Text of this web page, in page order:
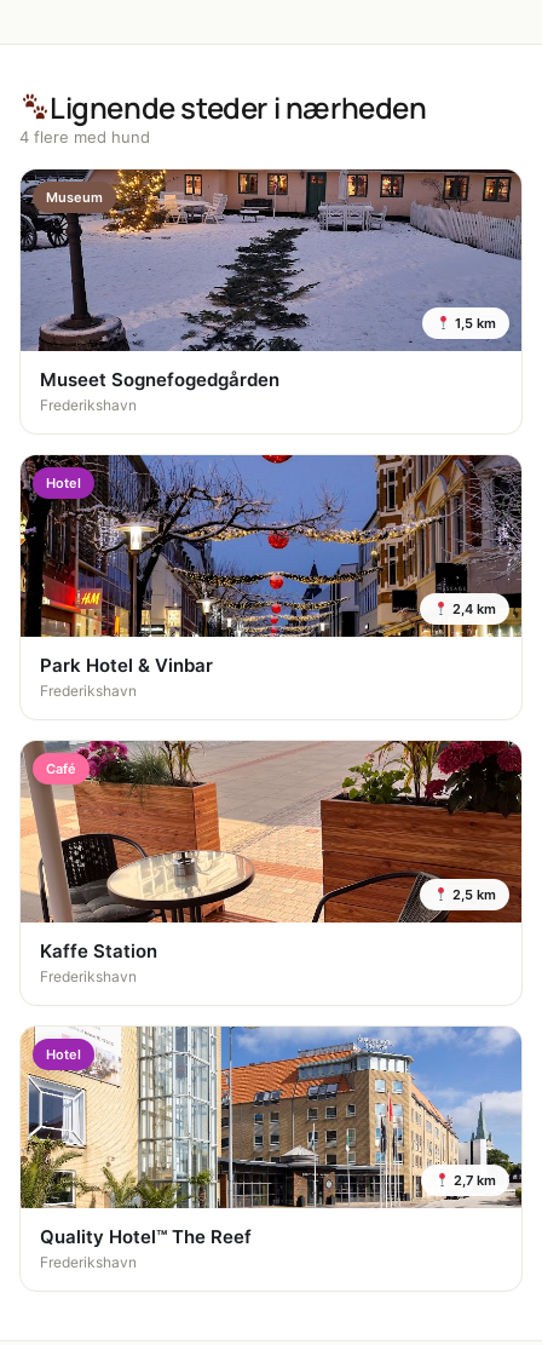
Lignende steder i nærheden
4 flere med hund
Museum
1,5 km
Museet Sognefogedgården
Frederikshavn
Hotel
2,4 km
Park Hotel & Vinbar
Frederikshavn
Café
2,5 km
Kaffe Station
Frederikshavn
Hotel
2,7 km
Quality Hotel™ The Reef
Frederikshavn